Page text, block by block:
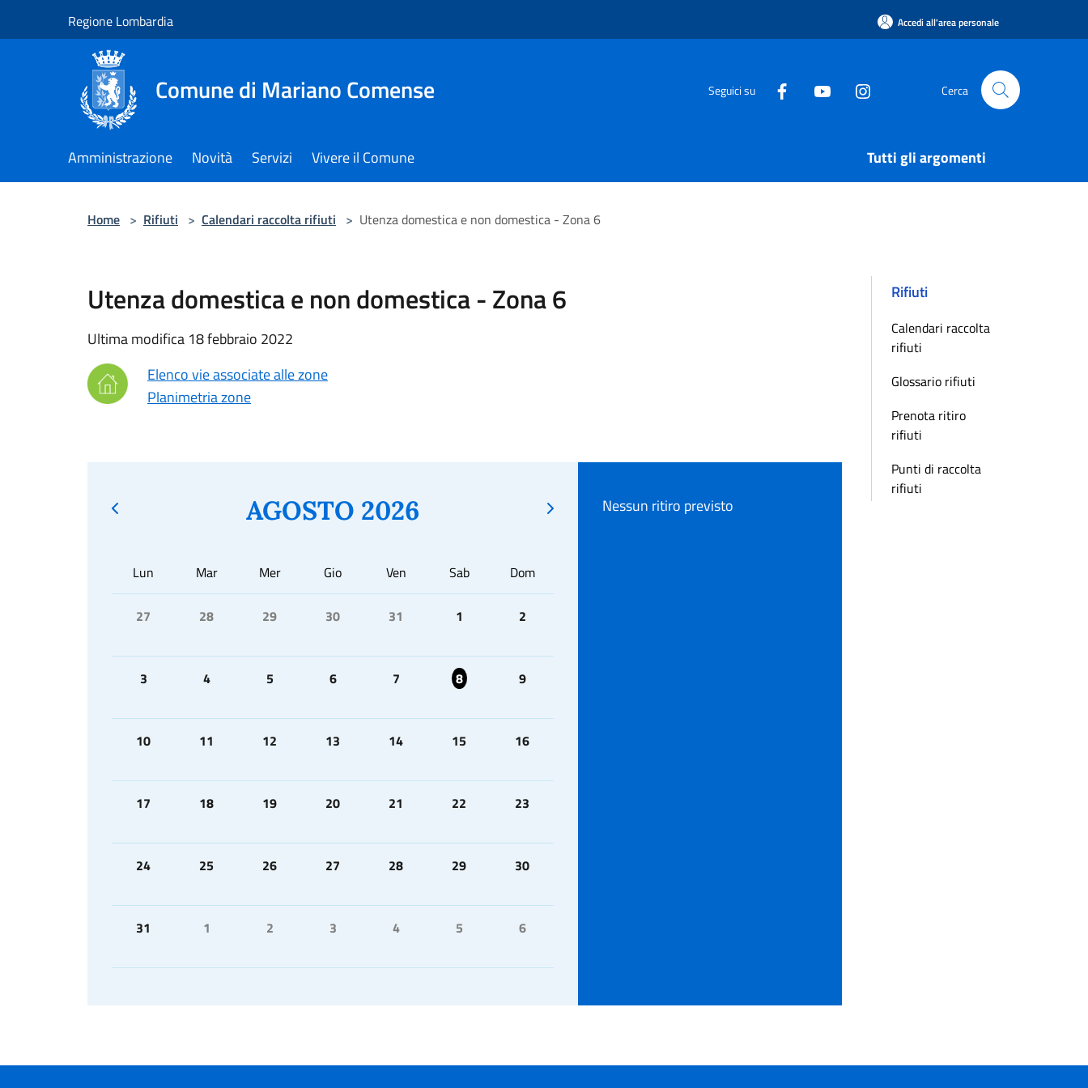
Regione Lombardia Accedi all'area personale
Comune di Mariano Comense Seguici su Cerca
Amministrazione Novità Servizi Vivere il Comune Tutti gli argomenti
Home > Rifiuti > Calendari raccolta rifiuti > Utenza domestica e non domestica - Zona 6
Utenza domestica e non domestica - Zona 6
Ultima modifica 18 febbraio 2022
Elenco vie associate alle zone
Planimetria zone
AGOSTO 2026
Lun Mar Mer Gio Ven Sab Dom
27 28 29 30 31 1 2
3 4 5 6 7 8 9
10 11 12 13 14 15 16
17 18 19 20 21 22 23
24 25 26 27 28 29 30
31 1 2 3 4 5 6
Nessun ritiro previsto
Rifiuti
Calendari raccolta
rifiuti
Glossario rifiuti
Prenota ritiro
rifiuti
Punti di raccolta
rifiuti